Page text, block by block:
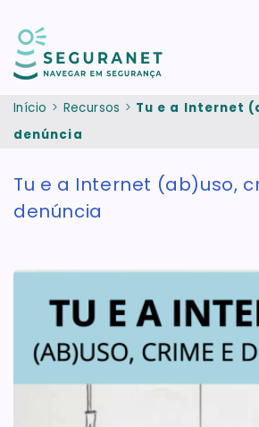
Início Recursos
Tu e a Internet
denúncia
Tu e a Internet (ab)uso,
denúncia